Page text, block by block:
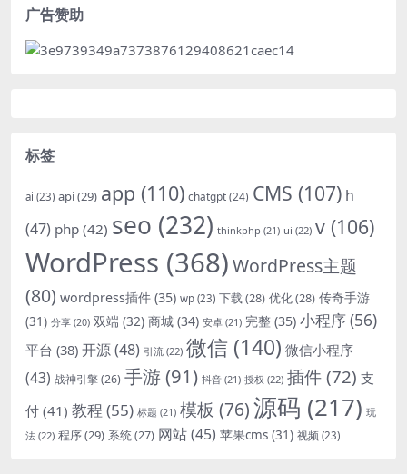
广告赞助
标签
ai (23) api(29) app (110) chatgpt(24) CMS (107) h
(47) php (42) seo (232) thinkphp (21) ui (22) v (106)
WordPress (368)WordPress主题
(80) wordpress插件 (35) wp (23) 下载(28) 优化(28) 传奇手游
(31) 分享 (20) 双端 (32) 商城 (34) 安卓 (21) 完整 (35) 小程序(56)
平台 (38) 开源(48) 引流 (22) 微信 (140) 微信小程序
(43) 战神引擎(26) 手游(91) 抖音 (21) 授权 (22) 插件 (72) 支
付 (41) 教程 (55) 标题 (21) 模板 (76)源码 (217) 玩
法 (22) 程序(29) 系统(27) 网站(45) 苹果cms (31) 视频 (23)